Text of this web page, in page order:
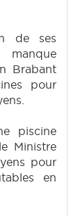
de ses
manque
Brabant
pour
piscine
Ministre
pour
en